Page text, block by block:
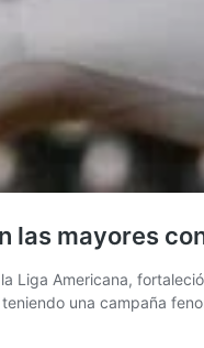
mayores
Liga Americana,
una campaña